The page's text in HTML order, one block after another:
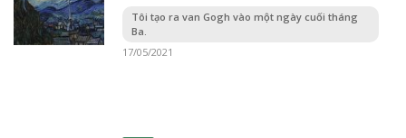
Tôi tạo ra van Gogh vào một ngày cuối tháng
Ba.
17/05/2021